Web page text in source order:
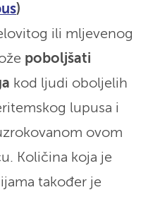
)
ili mljevenog
poboljšati
kod ljudi oboljelih
lupusa i
ovom
Količina koja je
također je